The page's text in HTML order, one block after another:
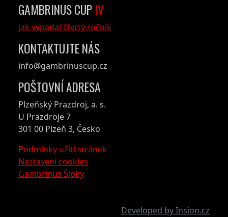
GAMBRINUS CUP IV
jak vypadal čtvrtý ročník
KONTAKTUJTE NÁS
info@gambrinuscup.cz
POŠTOVNÍ ADRESA
Plzeňský Prazdroj, a. s.
U Prazdroje 7
301 00 Plzeň 3, Česko
Podmínky užití stránek
Nastavení cookies
Gambrinus Šipky
Developed by Insion.cz